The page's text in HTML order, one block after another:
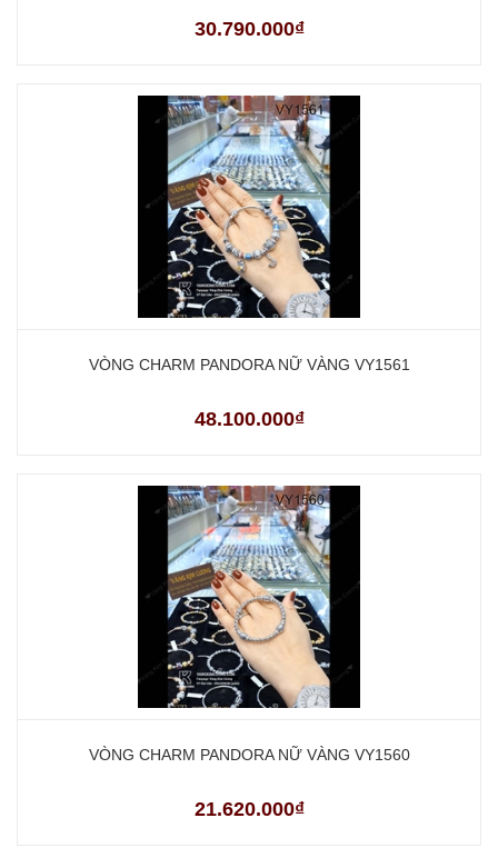
30.790.000₫
VÒNG CHARM PANDORA NỮ VÀNG VY1561
48.100.000₫
VÒNG CHARM PANDORA NỮ VÀNG VY1560
21.620.000₫